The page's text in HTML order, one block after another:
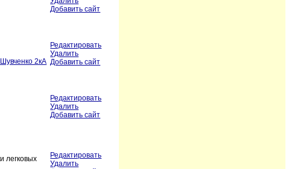
Добавить сайт
2кА
Редактировать
Удалить
Добавить сайт
Редактировать
Удалить
Добавить сайт
легковых
Редактировать
Удалить